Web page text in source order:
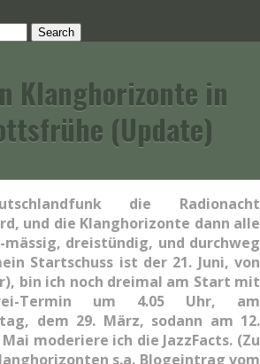
Klanghorizonte in
(Update)
die Radionacht
und die Klanghorizonte dann alle
dreistündig, und durchweg
Startschuss ist der 21. Juni, von
bin ich noch dreimal am Start mit
Termin um 4.05 Uhr, am
dem 29. März, sodann am 12.
moderiere ich die JazzFacts. (Zu
s.a. Blogeintrag vom